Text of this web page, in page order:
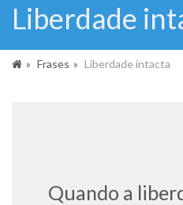
Liberdade
Frases Liberdade intacta
Quando a